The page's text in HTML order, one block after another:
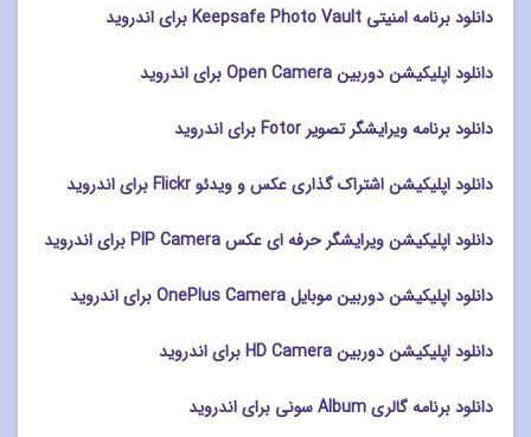
دانلود برنامه امنیتی Keepsafe Photo Vault برای اندروید
دانلود اپلیکیشن دوربین Open Camera برای اندروید
دانلود برنامه ویرایشگر تصویر Fotor برای اندروید
دانلود اپلیکیشن اشتراک گذاری عکس و ویدئو Flickr برای اندروید
دانلود اپلیکیشن ویرایشگر حرفه ای عکس PIP Camera برای اندروید
دانلود اپلیکیشن دوربین موبایل OnePlus Camera برای اندروید
دانلود اپلیکیشن دوربین HD Camera برای اندروید
دانلود برنامه گالری Album سونی برای اندروید